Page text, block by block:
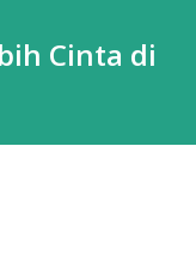
Cinta di